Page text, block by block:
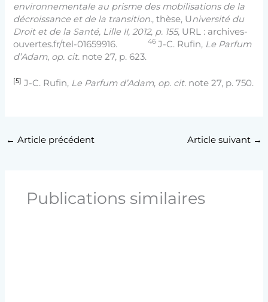
environnementale au prisme des mobilisations de la
décroissance et de la transition., thèse, Université du
Droit et de la Santé, Lille II, 2012, p. 155, URL : archives-
ouvertes.fr/tel-01659916.
46 J-C. Rufin, Le Parfum
d’Adam, op. cit. note 27, p. 623.
[5] J-C. Rufin, Le Parfum d’Adam, op. cit. note 27, p. 750.
← Article précédent Article suivant →
Publications similaires